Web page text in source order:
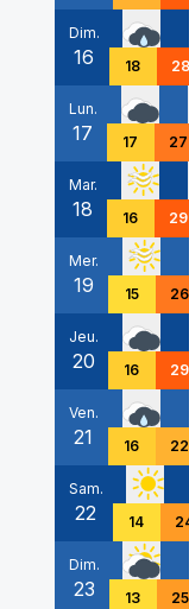
Dim.
16 18 28
Lun.
17 17 27
Mar.
18 16 29
Mer.
19 15 26
Jeu.
20 16 29
Ven.
21 16 22
Sam.
22 14
Dim.
23 13 25